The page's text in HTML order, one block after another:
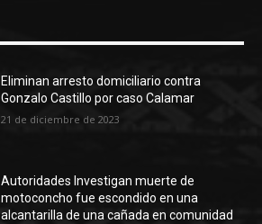
Eliminan arresto domiciliario contra
Gonzalo Castillo por caso Calamar
21 de diciembre de 2023
Autoridades Investigan muerte de
motoconcho fue escondido en una
alcantarilla de una cañada en comunidad